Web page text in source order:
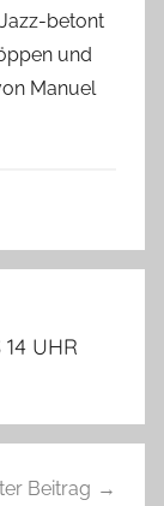
betont
und
Manuel
UHR
Beitrag